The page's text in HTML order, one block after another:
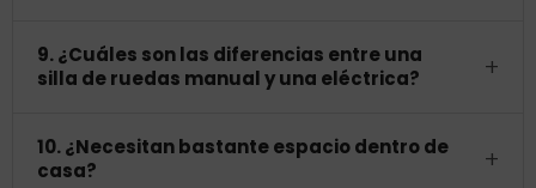
9. ¿Cuáles son las diferencias entre una
silla de ruedas manual y una eléctrica?
+
10. ¿Necesitan bastante espacio dentro de
casa?
+